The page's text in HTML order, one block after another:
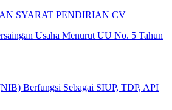
SYARAT PENDIRIAN CV
Usaha Menurut UU No. 5 Tahun
Berfungsi Sebagai SIUP, TDP, API